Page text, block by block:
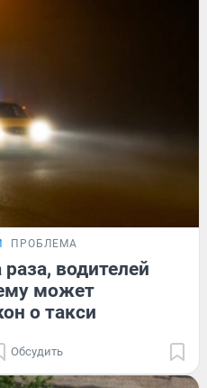
ПРОБЛЕМА
водителей
может
о такси
Обсудить